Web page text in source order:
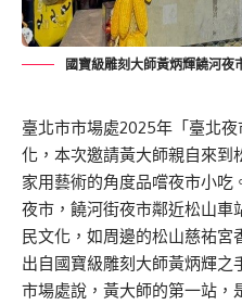
國寶級雕刻大師黃炳輝饒河夜
臺北市市場處2025年「臺北
化，本次邀請黃大師親自來到
家用藝術的角度品嚐夜市小吃
夜市，饒河街夜市鄰近松山車
民文化，如周邊的松山慈祐
出自國寶級雕刻大師黃炳輝之
市場處說，黃大師的第一站，